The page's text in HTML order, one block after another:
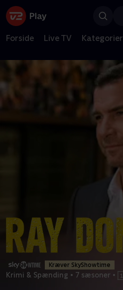
Forside Live TV Kategorier
Kræver SkyShowtime
Krimi & Spænding • 7 sæsoner •